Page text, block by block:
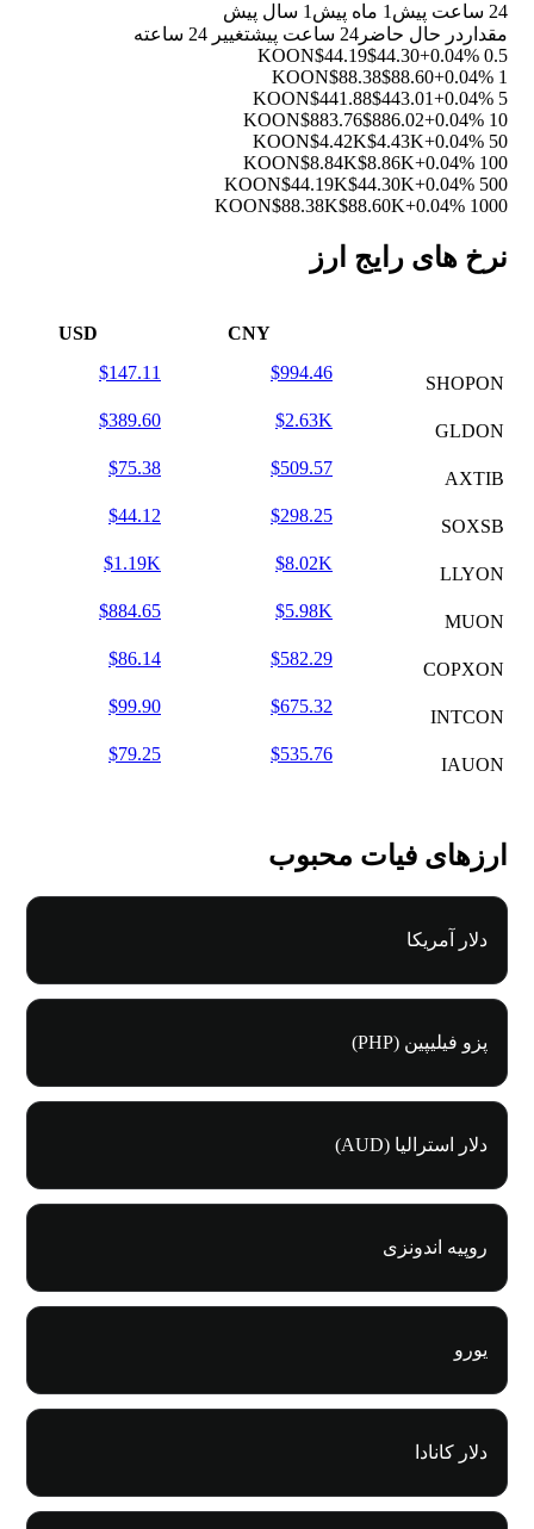
24 ساعت پیش 1 ماه پیش
1 سال پیش
مقدار در حال حاضر 24 ساعت پیش
تغییر 24 ساعته
0.5 KOON
$44.19$44.30+0.04%
1 KOON
$88.38$88.60+0.04%
5 KOON
$441.88$443.01+0.04%
10 KOON
$883.76$886.02+0.04%
50 KOON
$4.42K$4.43K+0.04%
100 KOON
$8.84K$8.86K+0.04%
500 KOON
$44.19K$44.30K+0.04%
1000 KOON
$88.38K$88.60K+0.04%
نرخ های رایج ارز
CNY
USD
SHOPON
$994.46
$147.11
GLDON
$2.63K
$389.60
AXTIB
$509.57
$75.38
SOXSB
$298.25
$44.12
LLYON
$8.02K
$1.19K
MUON
$5.98K
$884.65
COPXON
$582.29
$86.14
INTCON
$675.32
$99.90
IAUON
$535.76
$79.25
ارزهای فیات محبوب
دلار آمریکا
پزو فیلیپین (PHP)
دلار استرالیا (AUD)
روپیه اندونزی
یورو
دلار کانادا